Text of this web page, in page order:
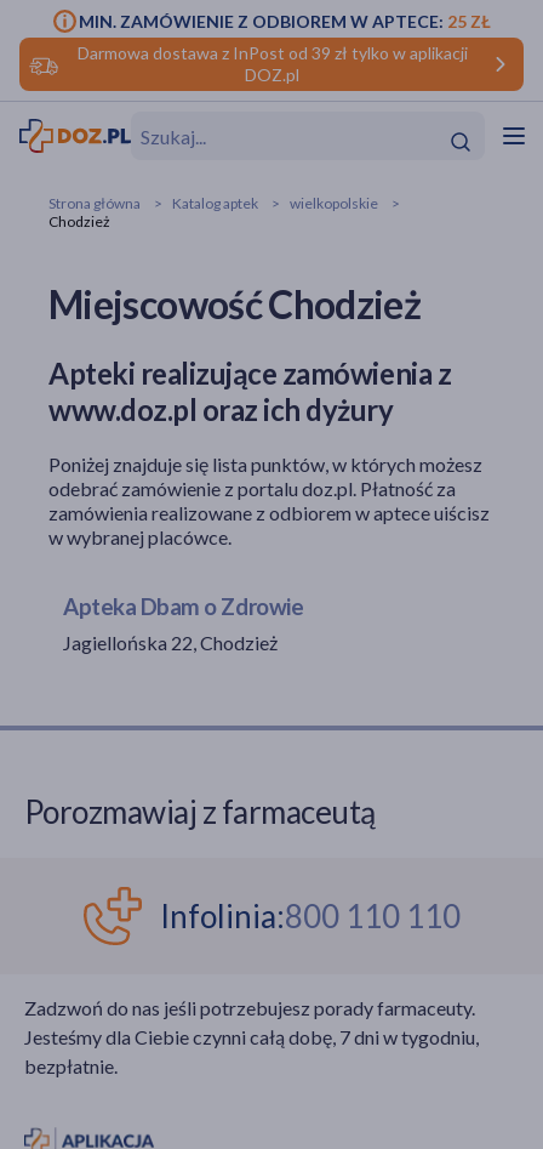
Darmowa dostawa z InPost od 39 zł tylko w aplikacji
DOZ.pl
MIN. ZAMÓWIENIE Z ODBIOREM W APTECE: 25 ZŁ
makijażu
Strona główna Katalog aptek
wielkopolskie
Chodzież
Miejscowość Chodzież
Apteki realizujące zamówienia z
www.doz.pl oraz ich dyżury
Poniżej znajduje się lista punktów, w których możesz
odebrać zamówienie z portalu doz.pl. Płatność za
zamówienia realizowane z odbiorem w aptece uiścisz
w wybranej placówce.
Apteka Dbam o Zdrowie
Jagiellońska 22, Chodzież
Porozmawiaj z farmaceutą
Infolinia:800 110 110
Zadzwoń do nas jeśli potrzebujesz porady farmaceuty.
Jesteśmy dla Ciebie czynni całą dobę, 7 dni w tygodniu,
bezpłatnie.